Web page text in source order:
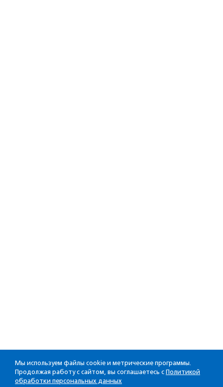
Мы используем файлы cookie и метрические программы.
Продолжая работу с сайтом, вы соглашаетесь с Политикой
обработки персональных данных